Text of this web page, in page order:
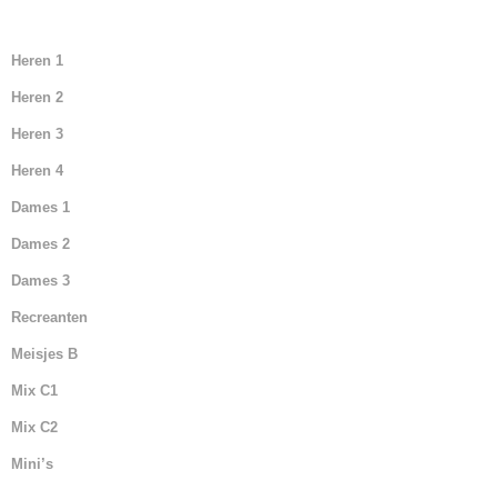
Heren 1
Heren 2
Heren 3
Heren 4
Dames 1
Dames 2
Dames 3
Recreanten
Meisjes B
Mix C1
Mix C2
Mini’s